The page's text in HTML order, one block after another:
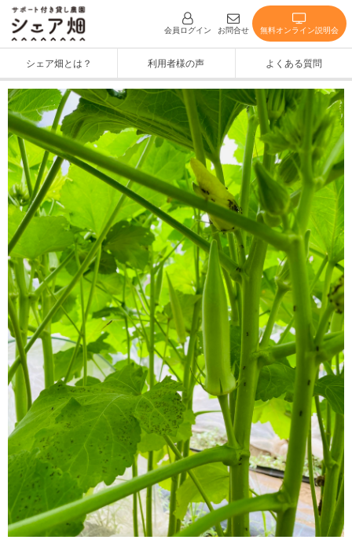
会員ログイン お問合せ 無料オンライン説明会
シェア畑とは？ 利用者様の声 よくある質問